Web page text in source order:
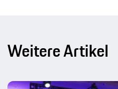
Weitere Artikel